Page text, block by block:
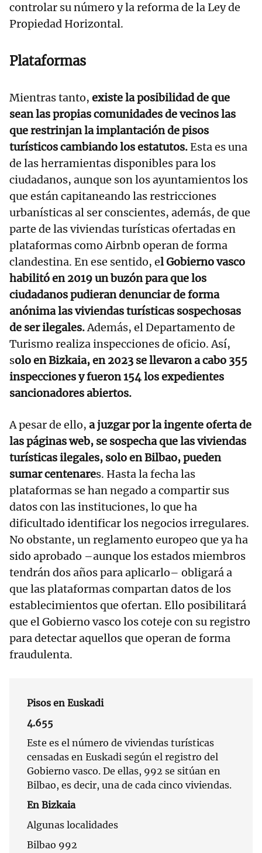
controlar su número y la reforma de la Ley de
Propiedad Horizontal.
Plataformas
Mientras tanto, existe la posibilidad de que
sean las propias comunidades de vecinos las
que restrinjan la implantación de pisos
turísticos cambiando los estatutos.Esta es una
de las herramientas disponibles para los
ciudadanos, aunque son los ayuntamientos los
que están capitaneando las restricciones
urbanísticas al ser conscientes, además, de que
parte de las viviendas turísticas ofertadas en
plataformas como Airbnb operan de forma
clandestina. En ese sentido, el Gobierno vasco
habilitó en 2019 un buzón para que los
ciudadanos pudieran denunciar de forma
anónima las viviendas turísticas sospechosas
de ser ilegales.Además, el Departamento de
Turismo realiza inspecciones de oficio. Así,
solo en Bizkaia, en 2023 se llevaron a cabo 355
inspecciones y fueron 154 los expedientes
sancionadores abiertos.
A pesar de ello, a juzgar por la ingente oferta de
las páginas web, se sospecha que las viviendas
turísticas ilegales, solo en Bilbao, pueden
sumar centenares. Hasta la fecha las
plataformas se han negado a compartir sus
datos con las instituciones, lo que ha
dificultado identificar los negocios irregulares.
No obstante, un reglamento europeo que ya ha
sido aprobado –aunque los estados miembros
tendrán dos años para aplicarlo– obligará a
que las plataformas compartan datos de los
establecimientos que ofertan. Ello posibilitará
que el Gobierno vasco los coteje con su registro
para detectar aquellos que operan de forma
fraudulenta.
Pisos en Euskadi
4.655
Este es el número de viviendas turísticas
censadas en Euskadi según el registro del
Gobierno vasco. De ellas, 992 se sitúan en
Bilbao, es decir, una de cada cinco viviendas.
En Bizkaia
Algunas localidades
Bilbao 992